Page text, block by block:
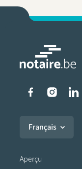
Liens
Français
Aperçu